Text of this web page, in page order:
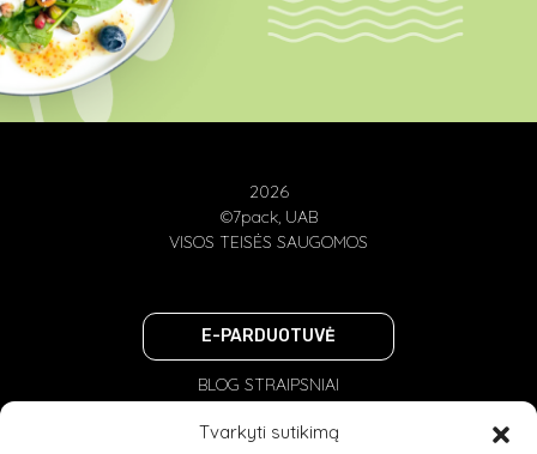
Tvarkyti sutikimą
2026
©7pack, UAB
VISOS TEISĖS SAUGOMOS
E-PARDUOTUVĖ
BLOG STRAIPSNIAI
PRIVATUMO POLITIKA